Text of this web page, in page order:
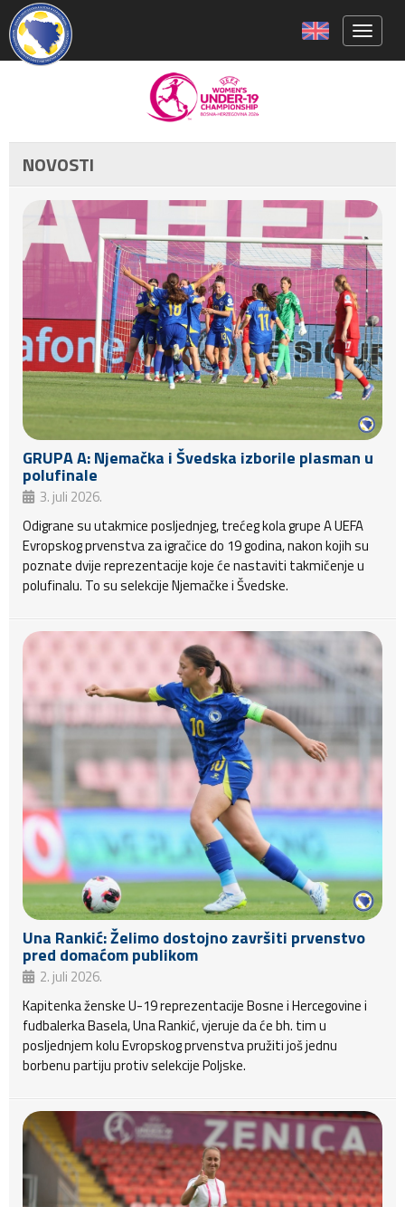
NOVOSTI
GRUPA A: Njemačka i Švedska izborile plasman u
polufinale
3. juli 2026.
Odigrane su utakmice posljednjeg, trećeg kola grupe A UEFA
Evropskog prvenstva za igračice do 19 godina, nakon kojih su
poznate dvije reprezentacije koje će nastaviti takmičenje u
polufinalu. To su selekcije Njemačke i Švedske.
Una Rankić: Želimo dostojno završiti prvenstvo
pred domaćom publikom
2. juli 2026.
Kapitenka ženske U-19 reprezentacije Bosne i Hercegovine i
fudbalerka Basela, Una Rankić, vjeruje da će bh. tim u
posljednjem kolu Evropskog prvenstva pružiti još jednu
borbenu partiju protiv selekcije Poljske.